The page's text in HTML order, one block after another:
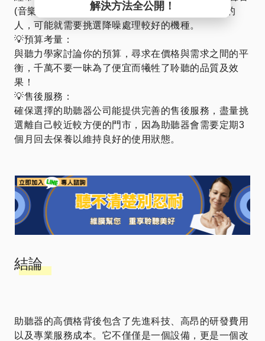
(音樂家﹑有英文溝通需求的人)，或是本身很怕吵的
人，可能就需要挑選降噪處理較好的機種。
💡預算考量：
與聽力學家討論你的預算，尋求在價格與需求之間的平
衡，千萬不要一昧為了便宜而犧牲了聆聽的品質及效
果！
💡售後服務：
確保選擇的助聽器公司能提供完善的售後服務，盡量挑
選離自己較近較方便的門市，因為助聽器會需要定期3
個月回去保養以維持良好的使用狀態。
結論
助聽器的高價格背後包含了先進科技、高昂的研發費用
以及專業服務成本。它不僅僅是一個設備，更是一個改